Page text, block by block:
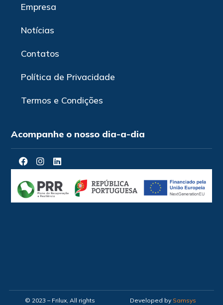
Empresa
Notícias
Contatos
Política de Privacidade
Termos e Condições
Acompanhe o nosso dia-a-dia
© 2023 – Frilux, All rights Developed by Samsys